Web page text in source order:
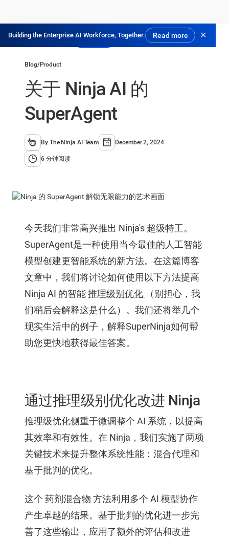
Building the Enterprise AI Workforce, Together. Read more ✕
免费试用
Blog/Product
关于 Ninja AI 的
SuperAgent
By The Ninja AI Team December 2, 2024
6 分钟阅读
今天我们非常高兴推出 Ninja's 超级特工。
SuperAgent是一种使用当今最佳的人工智能
模型创建更智能系统的新方法。在这篇博客
文章中，我们将讨论如何使用以下方法提高
Ninja AI 的智能推理级别优化
（别担心，我
们稍后会解释这是什么）。我们还将举几个
现实生活中的例子，解释SuperNinja如何帮
助您更快地获得最佳答案。
通过推理级别优化改进 Ninja
推理级优化侧重于微调整个 AI 系统，以提高
其效率和有效性。在 Ninja，我们实施了两项
关键技术来提升整体系统性能：混合代理和
基于批判的优化。
这个 药剂混合物 方法利用多个 AI 模型协作
产生卓越的结果。基于批判的优化进一步完
善了这些输出，应用了额外的评估和改进